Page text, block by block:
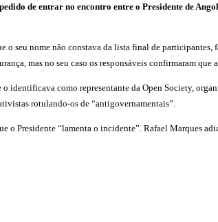
de entrar no encontro entre o Presidente de
o seu nome não constava da lista final de
mas no seu caso os responsáveis confirmaram
como representante da Open Society,
rotulando-os de “antigovernamentais”.
o Presidente “lamenta o incidente”. Rafael Marques